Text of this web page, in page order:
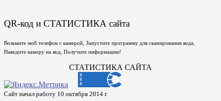
QR-код и СТАТИСТИКА сайта
Возьмите моб телефон с камерой, Запустите программу для сканирования кода,
Наведите камеру на код, Получите информацию!
СТАТИСТИКА САЙТА
Сайт начал работу 10 октября 2014 г.